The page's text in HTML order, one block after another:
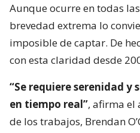
Aunque ocurre en todas
brevedad extrema lo
imposible de captar. De
con esta claridad desde
“Se requiere serenidad
en tiempo real”, afirma el
de los trabajos, Brendan